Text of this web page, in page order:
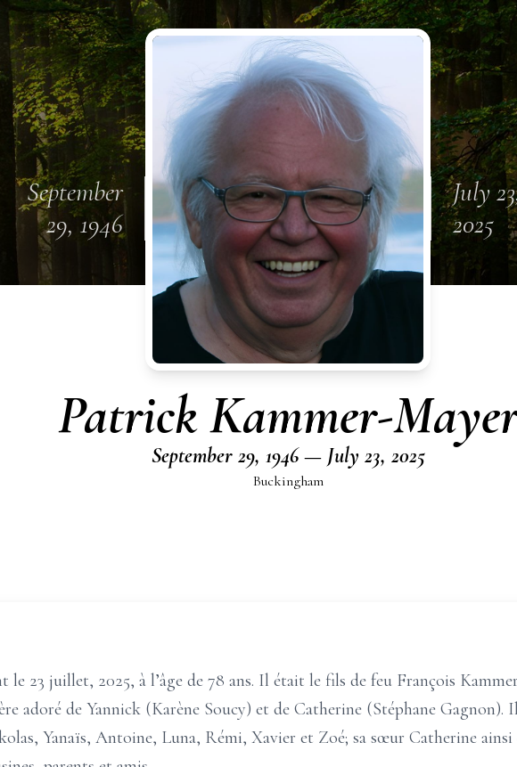
September
29, 1946
July
2025
Patrick Kammer-
September 29, 1946 — July 23, 2025
Buckingham
le 23 juillet, 2025, à l’âge de 78 ans. Il était le fils de feu François
adoré de Yannick (Karène Soucy) et de Catherine (Stéphane Gagnon).
Yanaïs, Antoine, Luna, Rémi, Xavier et Zoé; sa sœur Catherine ainsi